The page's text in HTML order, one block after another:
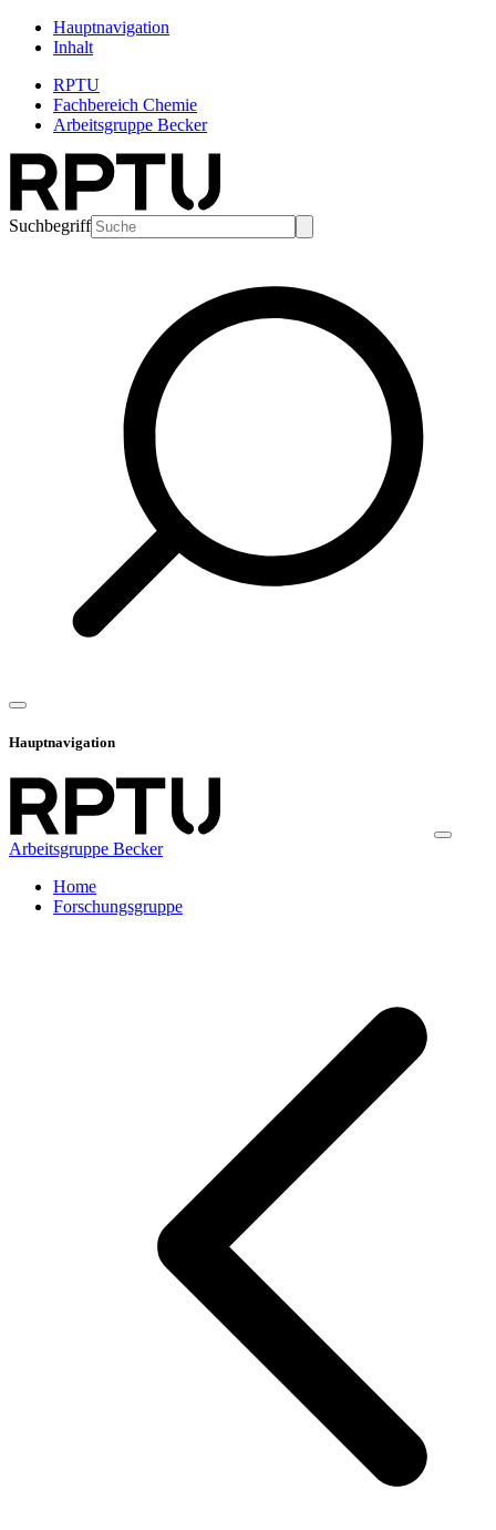
Hauptnavigation
Inhalt
RPTU
Fachbereich Chemie
Arbeitsgruppe Becker
Suchbegriff
Hauptnavigation
Arbeitsgruppe Becker
Home
Forschungsgruppe